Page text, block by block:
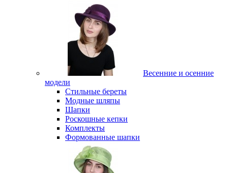
Весенние и осенние
модели
Стильные береты
Модные шляпы
Шапки
Роскошные кепки
Комплекты
Формованные шапки